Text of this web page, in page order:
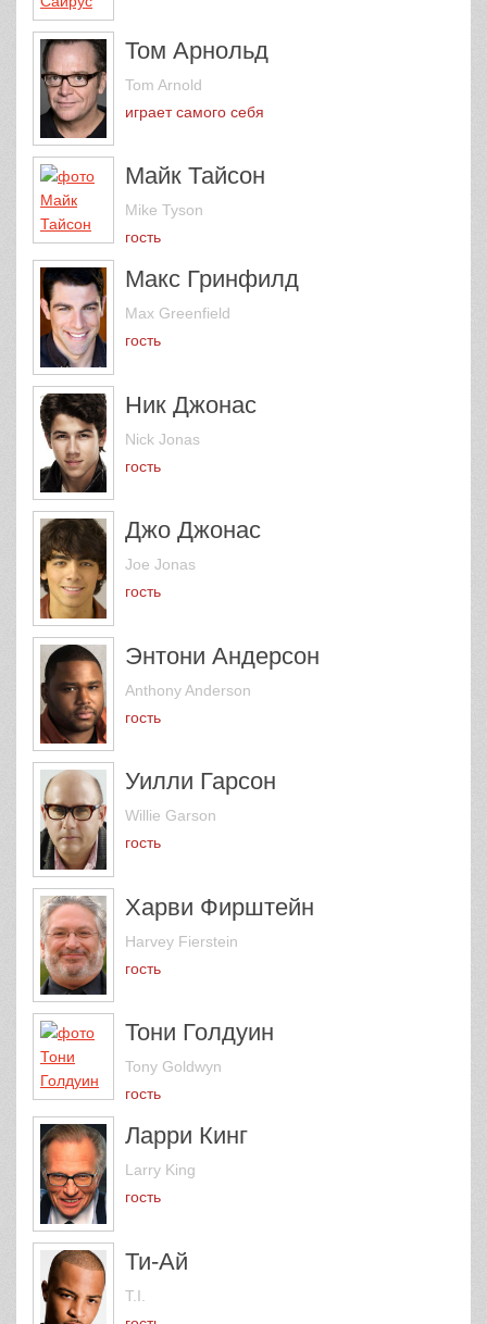
Том Арнольд
Tom Arnold
играет самого себя
Майк Тайсон
Mike Tyson
гость
Макс Гринфилд
Max Greenfield
гость
Ник Джонас
Nick Jonas
гость
Джо Джонас
Joe Jonas
гость
Энтони Андерсон
Anthony Anderson
гость
Уилли Гарсон
Willie Garson
гость
Харви Фирштейн
Harvey Fierstein
гость
Тони Голдуин
Tony Goldwyn
гость
Ларри Кинг
Larry King
гость
Ти-Ай
T.I.